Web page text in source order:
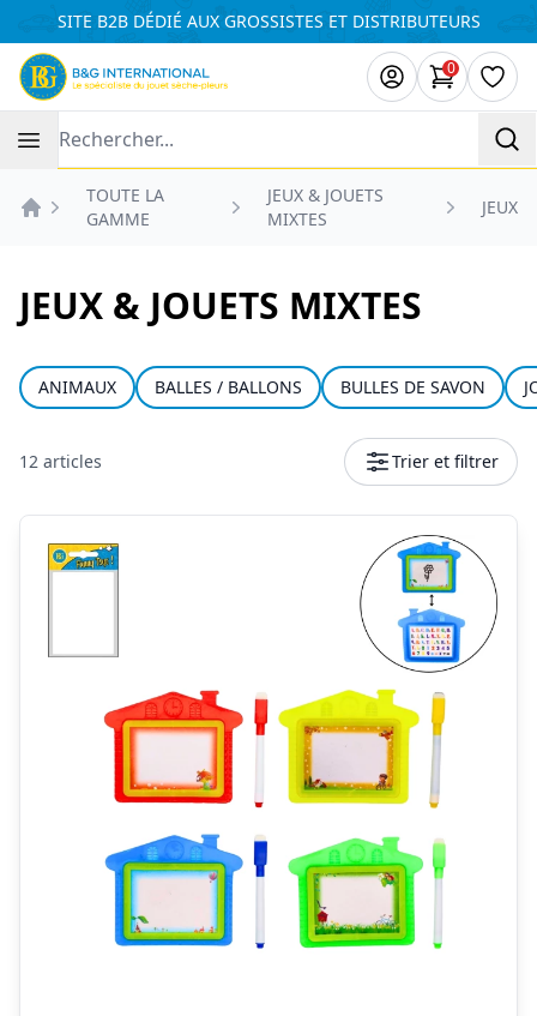
SITE B2B DÉDIÉ AUX GROSSISTES ET DISTRIBUTEURS
0
articles
TOUTE LA
GAMME
JEUX & JOUETS
MIXTES
JEUX
JEUX & JOUETS MIXTES
ANIMAUX BALLES / BALLONS BULLES DE SAVON
12 articles Trier et filtrer
Produits
Panneau de gestion des cookies